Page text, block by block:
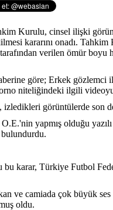
Kurulu, cinsel ilişki
kararını onadı.
verilen ömür boyu
göre; Erkek gözlemci
niteliğindeki ilgili
görüntülerde son
yapmış olduğu
karar, Türkiye Futbol
ve camiada çok büyük
oldu.